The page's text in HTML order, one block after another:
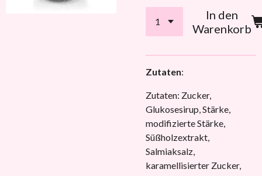
In den
Warenkorb
Zutaten:
Zutaten: Zucker,
Glukosesirup, Stärke,
modifizierte Stärke,
Süßholzextrakt,
Salmiaksalz,
karamellisierter Zucker,